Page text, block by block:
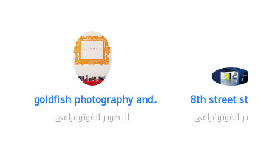
goldfish photography and..
التصوير الفوتوغرافي
8th street studios
التصوير الفوتوغرافي